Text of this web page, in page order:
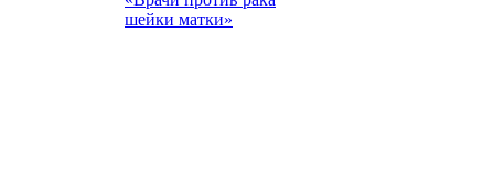
шейки матки»